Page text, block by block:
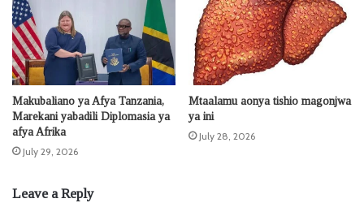
Makubaliano ya Afya Tanzania,
Marekani yabadili Diplomasia ya
afya Afrika
July 29, 2026
Mtaalamu aonya tishio magonjwa
ya ini
July 28, 2026
Leave a Reply